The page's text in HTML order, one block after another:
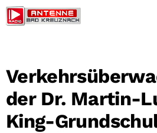
der Dr. Martin-
King-